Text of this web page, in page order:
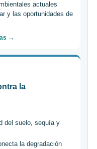
actuales
y las oportunidades de
→
la
del suelo, sequía y
la degradación